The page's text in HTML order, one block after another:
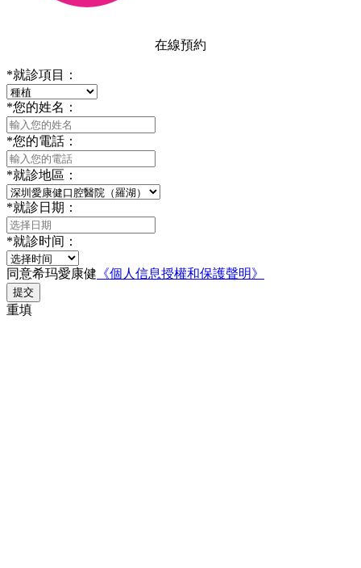
在線預約
*就診項目：
*您的姓名：
*您的電話：
*就診地區：
*就診日期：
*就診时间：
同意希玛愛康健 《個人信息授權和保護聲明》
提交
重填